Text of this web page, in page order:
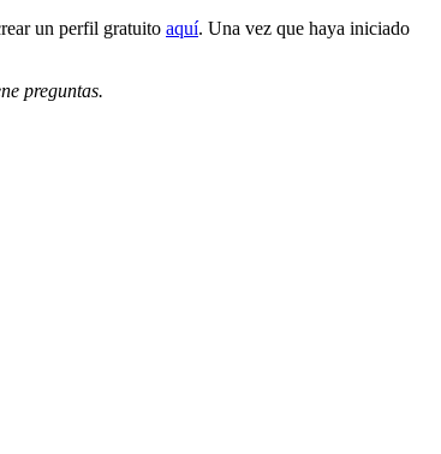
un perfil gratuito aquí. Una vez que haya iniciado
preguntas.